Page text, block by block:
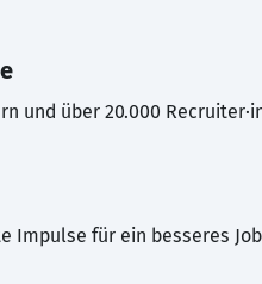
und über 20.000
Impulse für ein besseres